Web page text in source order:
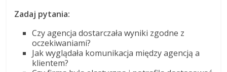
Zadaj pytania:
Czy agencja dostarczała wyniki zgodne z
oczekiwaniami?
Jak wyglądała komunikacja między agencją a
klientem?